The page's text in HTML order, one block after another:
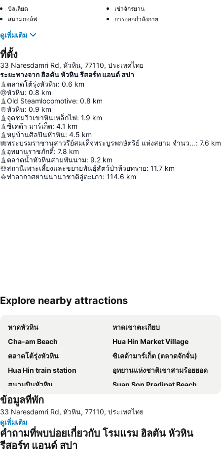
บิลเลียด
เช่าจักรยาน
สนามกอล์ฟ
การออกกำลังกาย
ดูเพิ่มเติม
ที่ตั้ง
33 Naresdamri Rd, หัวหิน, 77110, ประเทศไทย
ระยะทางจาก ฮิลตัน หัวหิน รีสอร์ท แอนด์ สปา
ตลาดโต้รุ่งหัวหิน: 0.6 km
หัวหิน: 0.8 km
Old Steamlocomotive: 0.8 km
หัวหิน: 0.9 km
จุดชมวิวเขาหินเหล็กไฟ: 1.9 km
ซิเคด้า มาร์เก็ต: 4.1 km
หมู่บ้านศิลปินหัวหิน: 4.5 km
พระบรมราชานุสาวรีย์สมเด็จพระบูรพกษัตริย์ แห่งสยาม จำนวน ๗ พระองค์: 7.6 km
อุทยานราชภักดิ์: 7.8 km
ตลาดน้ำหัวหินสามพันนาม: 9.2 km
สถานีเพาะเลี้ยงและขยายพันธุ์สัตว์ป่าห้วยทราย: 11.7 km
ท่าอากาศยานนานาชาติอู่ตะเภา: 114.6 km
Explore nearby attractions
หาดหัวหิน
หาดเขาตะเกียบ
Cha-am Beach
Hua Hin Market Village
ตลาดโต้รุ่งหัวหิน
ซิเคด้ามาร์เก็ต (ตลาดจักจั่น)
Hua Hin train station
อุทยานแห่งชาติเขาสามร้อยยอด
สนามบินหัวหิน
Suan Son Pradipat Beach
สนามกอล์ฟ ปาล์ม ฮิลล์ กอล์ฟ รีสอร์ท แอนด์ คันทรีคลับ
Premium Outlet Cha-am
ไร่องุ่นหัวหินฮิลล์วินยาร์ด
ข้อมูลที่พัก
33 Naresdamri Rd, หัวหิน, 77110, ประเทศไทย
ดูเพิ่มเติม
คำถามที่พบบ่อยเกี่ยวกับ โรมแรม ฮิลตัน หัวหิน
รีสอร์ท แอนด์ สปา